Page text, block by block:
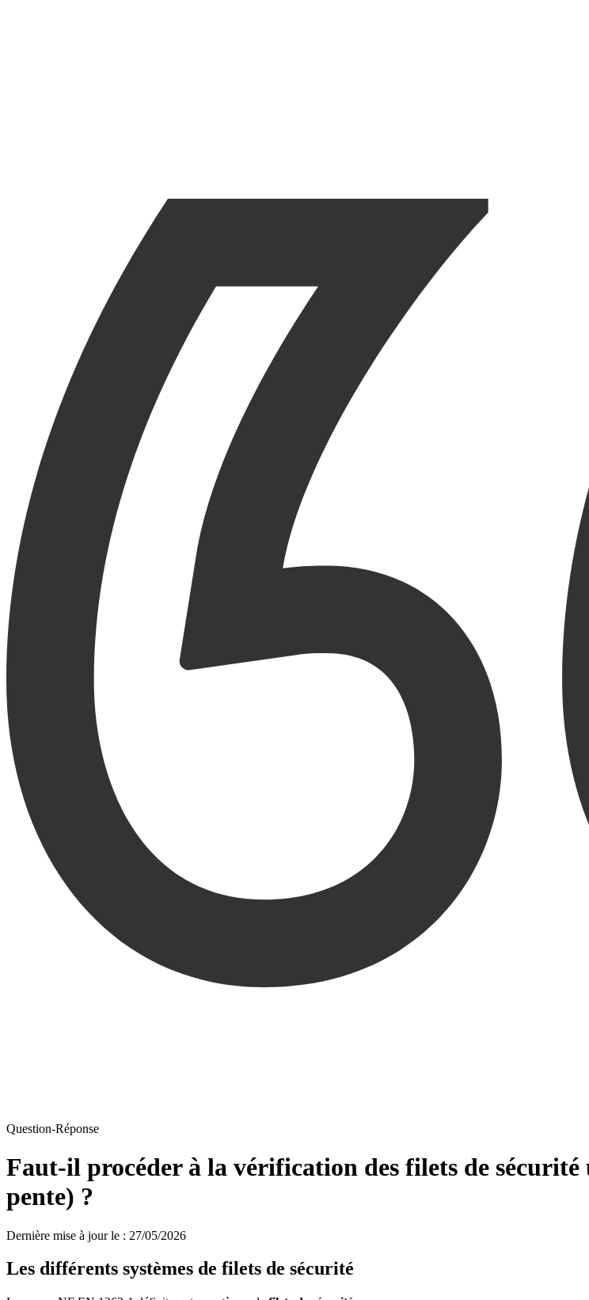
Question-Réponse
Faut-il procéder à la vérification des filets de
pente) ?
Dernière mise à jour le : 27/05/2026
Les différents systèmes de filets de sécurité